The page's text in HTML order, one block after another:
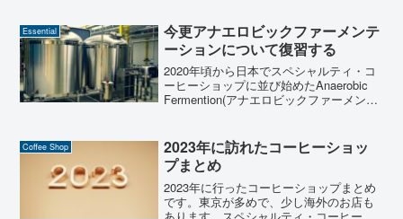
Essential
今更アナエロビックファーメンテ
ーションについて復習する
2020年頃から日本でスペシャルティ・コ
ーヒーショップに並び始めたAnaerobic
Fermention(アナエロビックファーメンテ
Coffee Shop
2023年に訪れたコーヒーショッ
プまとめ
2023年に行ったコーヒーショップまとめ
です。東京が多めで、少し海外のお店も